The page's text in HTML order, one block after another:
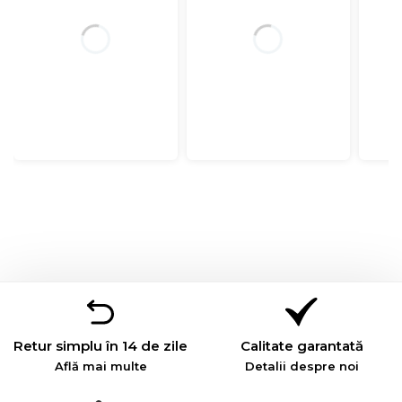
Retur simplu în 14 de zile
Află mai multe
Calitate garantată
Detalii despre noi